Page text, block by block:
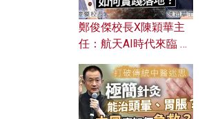
鄭俊傑校長X陳穎華主
任：航天AI時代來臨 學
校內數字教育如何實踐
落地？